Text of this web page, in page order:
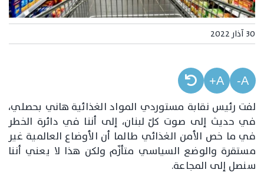
من نحن
البحث
عن:
30 آذار 2022
A-
A+
لفت رئيس نقابة مستوردي المواد الغذائية هاني بحصلي،
في حديث إلى صوت كلّ لبنان، إلى أننا في دائرة الخطر
في ما خص الأمن الغذائي طالما أن الأوضاع العالمية غير
مستقرة والوضع السياسي متأزّم ولكن هذا لا يعني أننا
سنصل إلى المجاعة.